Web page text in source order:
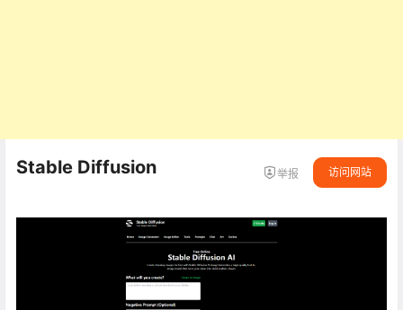
Stable Diffusion 举报 访问网站